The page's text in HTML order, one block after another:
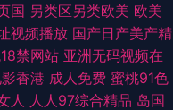
国 另类区另类欧美 欧美
视频播放 国产日产美产精
禁网站 亚洲无码视频在
香港 成人免费 蜜桃91色
人 人人97综合精品 岛国